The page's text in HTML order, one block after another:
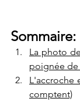
Sommaire:
La photo
poignée de
L'accroche
comptent)